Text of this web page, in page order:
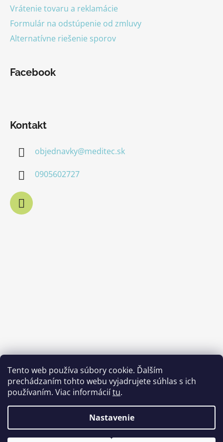
Tento web používa súbory cookie. Ďalším
prechádzaním tohto webu vyjadrujete súhlas s ich
používaním. Viac informáciítu.
Nastavenie
Vrátenie tovaru a reklamácie
Formulár na odstúpenie od zmluvy
Alternatívne riešenie sporov
Facebook
Kontakt
objednavky@meditec.sk
0905602727